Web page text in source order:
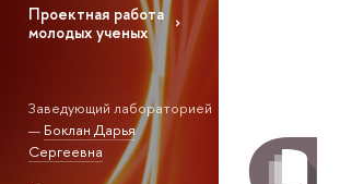
Проектная работа
молодых ученых
Заведующий лабораторией
— Боклан Дарья
Сергеевна